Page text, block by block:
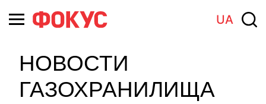
UA
НОВОСТИ
ГАЗОХРАНИЛИЩА